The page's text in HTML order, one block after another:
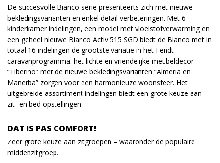
De succesvolle Bianco-serie presenteerts zich met nieuwe
bekledingsvarianten en enkel detail verbeteringen. Met 6
kinderkamer indelingen, een model met vloeistofverwarming en
een geheel nieuwe Bianco Activ 515 SGD biedt de Bianco met in
totaal 16 indelingen de grootste variatie in het Fendt-
caravanprogramma. het lichte en vriendelijke meubeldecor
“Tiberino” met de nieuwe bekledingsvarianten “Almeria en
Manerba” zorgen voor een harmonieuze woonsfeer. Het
uitgebreide assortiment indelingen biedt een grote keuze aan
zit- en bed opstellingen
DAT IS PAS COMFORT!
Zeer grote keuze aan zitgroepen – waaronder de populaire
middenzitgroep.